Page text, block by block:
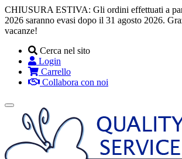
CHIUSURA ESTIVA: Gli ordini effettuati a
2026 saranno evasi dopo il 31 agosto 2026.
vacanze!
Cerca nel sito
Login
Carrello
Collabora con noi
Toggle
navigation